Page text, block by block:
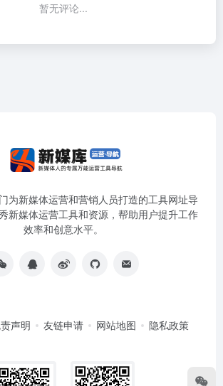
暂无评论...
为新媒体运营和营销人员打造的工具网址导
新媒体运营工具和资源，帮助用户提升工作
效率和创意水平。
声明 友链申请 网站地图 隐私政策